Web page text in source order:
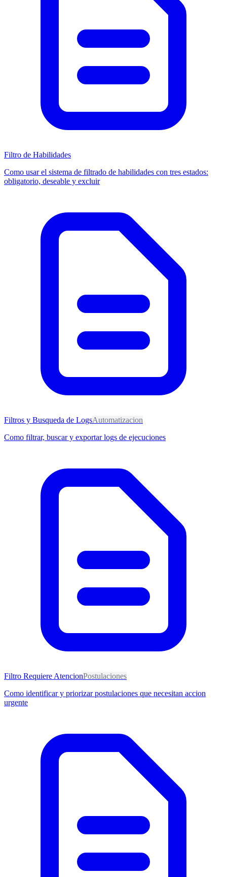
Filtro de Habilidades
Como usar el sistema de filtrado de habilidades con tres estados:
obligatorio, deseable y excluir
Filtros y Busqueda de LogsAutomatizacion
Como filtrar, buscar y exportar logs de ejecuciones
Filtro Requiere AtencionPostulaciones
Como identificar y priorizar postulaciones que necesitan accion
urgente